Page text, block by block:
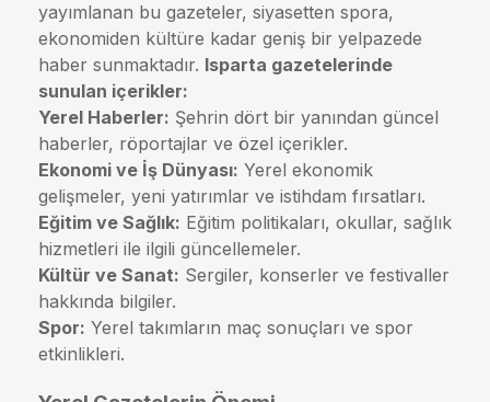
yayımlanan bu gazeteler, siyasetten spora,
ekonomiden kültüre kadar geniş bir yelpazede
haber sunmaktadır. Isparta gazetelerinde
sunulan içerikler:
Yerel Haberler: Şehrin dört bir yanından güncel
haberler, röportajlar ve özel içerikler.
Ekonomi ve İş Dünyası: Yerel ekonomik
gelişmeler, yeni yatırımlar ve istihdam fırsatları.
Eğitim ve Sağlık: Eğitim politikaları, okullar, sağlık
hizmetleri ile ilgili güncellemeler.
Kültür ve Sanat: Sergiler, konserler ve festivaller
hakkında bilgiler.
Spor: Yerel takımların maç sonuçları ve spor
etkinlikleri.